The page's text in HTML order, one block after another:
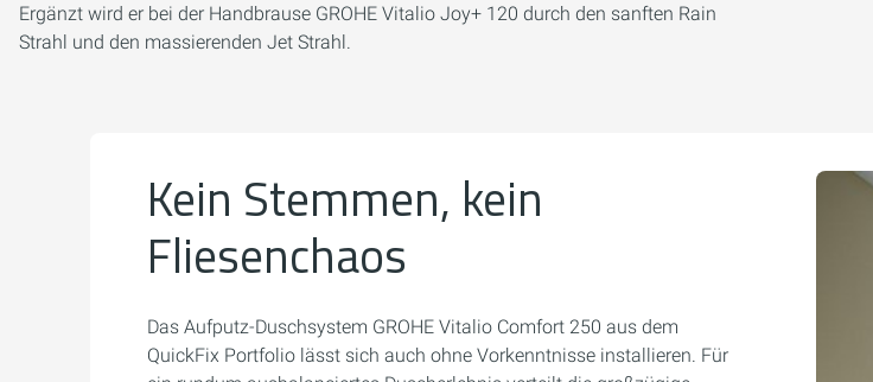
Ergänzt wird er bei der Handbrause GROHE Vitalio Joy+ 120 durch den sanften Rain
Strahl und den massierenden Jet Strahl.
Kein Stemmen, kein
Fliesenchaos
Das Aufputz-Duschsystem GROHE Vitalio Comfort 250 aus dem
QuickFix Portfolio lässt sich auch ohne Vorkenntnisse installieren. Für